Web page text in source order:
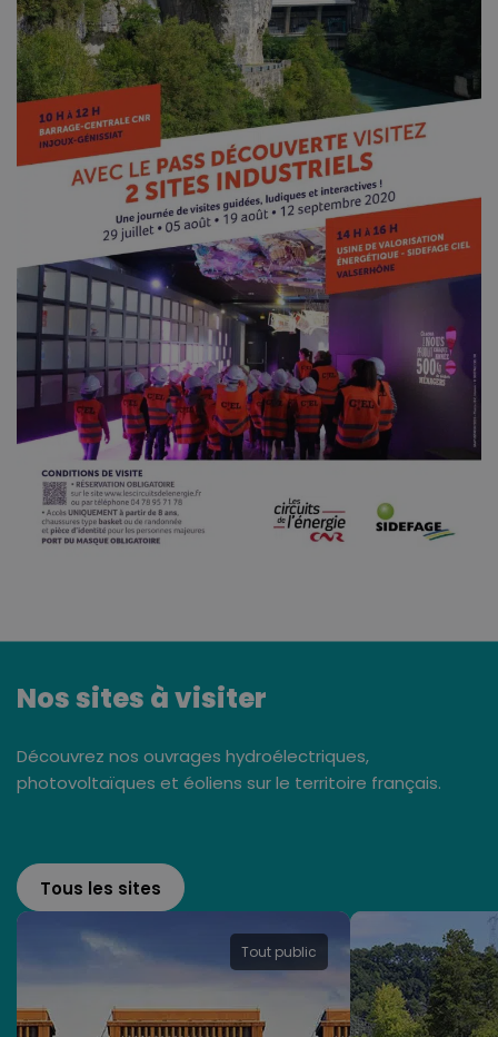
Nos sites à visiter
Découvrez nos ouvrages hydroélectriques,
photovoltaïques et éoliens sur le territoire français.
Tous les sites
Tout public